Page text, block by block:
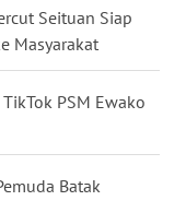
Seituan Siap
Masyarakat
PSM Ewako
Batak